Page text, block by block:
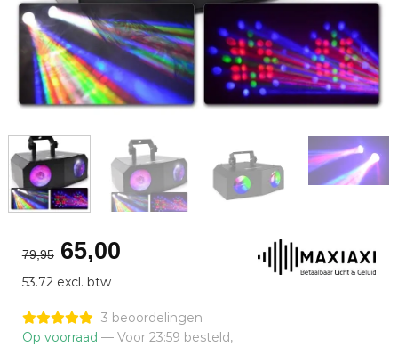
79,95 Oorspronkelijke
prijs
was:
€79,95.
65,00Huidige
€65,00.
53.72 excl. btw
3 beoordelingen
Op voorraad — Voor 23:59 besteld,